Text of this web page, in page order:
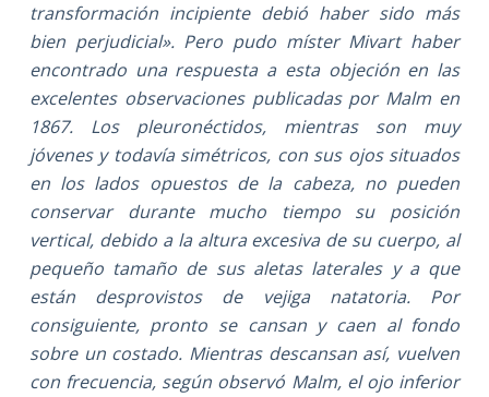
transformación incipiente debió haber sido más
bien perjudicial». Pero pudo míster Mivart haber
encontrado una respuesta a esta objeción en las
excelentes observaciones publicadas por Malm en
1867. Los pleuronéctidos, mientras son muy
jóvenes y todavía simétricos, con sus ojos situados
en los lados opuestos de la cabeza, no pueden
conservar durante mucho tiempo su posición
vertical, debido a la altura excesiva de su cuerpo, al
pequeño tamaño de sus aletas laterales y a que
están desprovistos de vejiga natatoria. Por
consiguiente, pronto se cansan y caen al fondo
sobre un costado. Mientras descansan así, vuelven
con frecuencia, según observó Malm, el ojo inferior